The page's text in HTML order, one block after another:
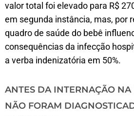
valor total foi elevado para R$
em segunda instância, mas, por
quadro de saúde do bebê
consequências da infecção
a verba indenizatória em 50%.
ANTES DA INTERNAÇÃO NA
NÃO FORAM